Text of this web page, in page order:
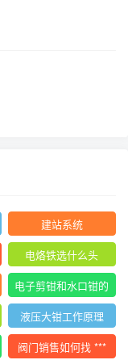
建站系统
电烙铁选什么头
电子剪钳和水口钳的
区别
液压大钳工作原理
阀门销售如何找 ***